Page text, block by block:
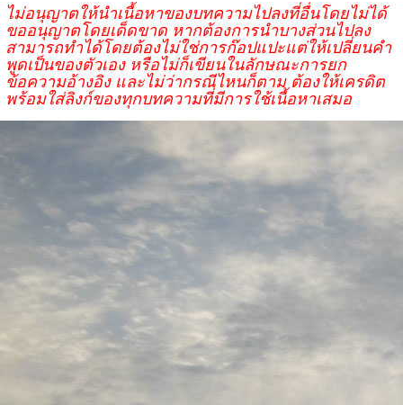
ไม่อนุญาตให้นำเนื้อหาของบทความไปลงที่อื่นโดยไม่ได้
ขออนุญาตโดยเด็ดขาด หากต้องการนำบางส่วนไปลง
สามารถทำได้โดยต้องไม่ใช่การก๊อปแปะแต่ให้เปลี่ยนคำ
พูดเป็นของตัวเอง หรือไม่ก็เขียนในลักษณะการยก
ข้อความอ้างอิง และไม่ว่ากรณีไหนก็ตาม ต้องให้เครดิต
พร้อมใส่ลิงก์ของทุกบทความที่มีการใช้เนื้อหาเสมอ